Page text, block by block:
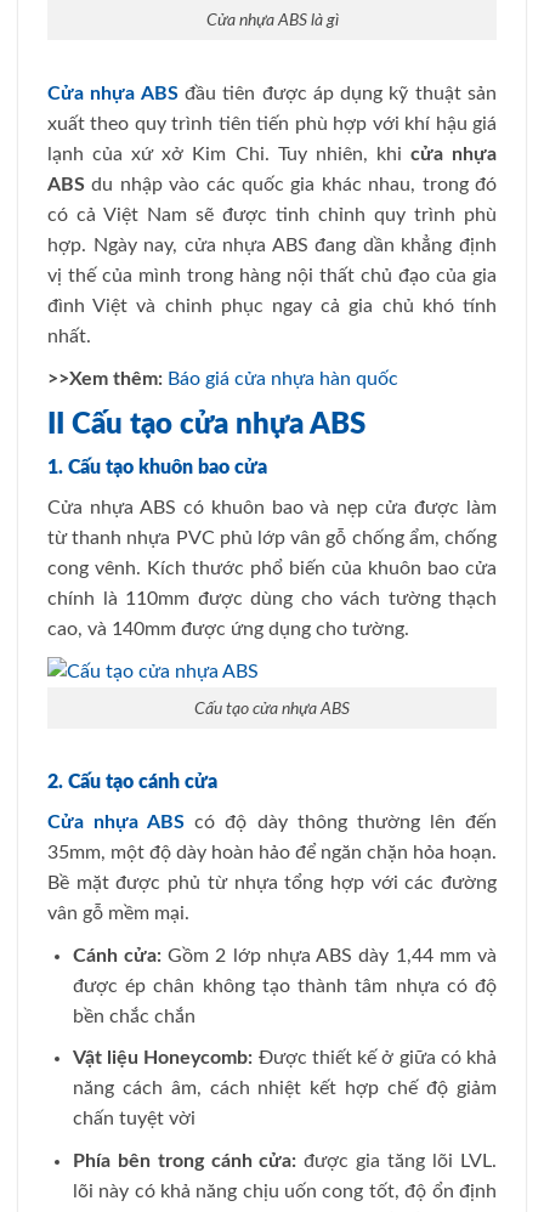
Cửa nhựa ABS là gì
Cửa nhựa ABSđầu tiên được áp dụng kỹ thuật sản
xuất theo quy trình tiên tiến phù hợp với khí hậu giá
lạnh của xứ xở Kim Chi. Tuy nhiên, khi cửa nhựa
ABSdu nhập vào các quốc gia khác nhau, trong đó
có cả Việt Nam sẽ được tinh chỉnh quy trình phù
hợp. Ngày nay, cửa nhựa ABS đang dần khẳng định
vị thế của mình trong hàng nội thất chủ đạo của gia
đình Việt và chinh phục ngay cả gia chủ khó tính
nhất.
>>Xem thêm: Báo giá cửa nhựa hàn quốc
II Cấu tạo cửa nhựa ABS
1. Cấu tạo khuôn bao cửa
Cửa nhựa ABS có khuôn bao và nẹp cửa được làm
từ thanh nhựa PVC phủ lớp vân gỗ chống ẩm, chống
cong vênh. Kích thước phổ biến của khuôn bao cửa
chính là 110mm được dùng cho vách tường thạch
cao, và 140mm được ứng dụng cho tường.
Cấu tạo cửa nhựa ABS
2. Cấu tạo cánh cửa
Cửa nhựa ABScó độ dày thông thường lên đến
35mm, một độ dày hoàn hảo để ngăn chặn hỏa hoạn.
Bề mặt được phủ từ nhựa tổng hợp với các đường
vân gỗ mềm mại.
Cánh cửa:Gồm 2 lớp nhựa ABS dày 1,44 mm và
được ép chân không tạo thành tâm nhựa có độ
bền chắc chắn
Vật liệu Honeycomb: Được thiết kế ở giữa có khả
năng cách âm, cách nhiệt kết hợp chế độ giảm
chấn tuyệt vời
Phía bên trong cánh cửa:được gia tăng lõi LVL.
lõi này có khả năng chịu uốn cong tốt, độ ổn định